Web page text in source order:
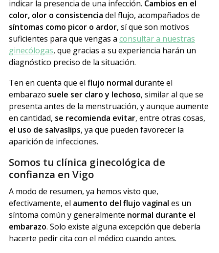
indicar la presencia de una infección. Cambios en el
color, olor o consistencia del flujo, acompañados de
síntomas como picor o ardor, sí que son motivos
suficientes para que vengas a consultar a nuestras
ginecólogas, que gracias a su experiencia harán un
diagnóstico preciso de la situación.
Ten en cuenta que el flujo normal durante el
embarazo suele ser claro y lechoso, similar al que se
presenta antes de la menstruación, y aunque aumente
en cantidad, se recomienda evitar, entre otras cosas,
el uso de salvaslips, ya que pueden favorecer la
aparición de infecciones.
Somos tu clínica ginecológica de
confianza en Vigo
A modo de resumen, ya hemos visto que,
efectivamente, el aumento del flujo vaginal es un
síntoma común y generalmente normal durante el
embarazo. Solo existe alguna excepción que debería
hacerte pedir cita con el médico cuando antes.